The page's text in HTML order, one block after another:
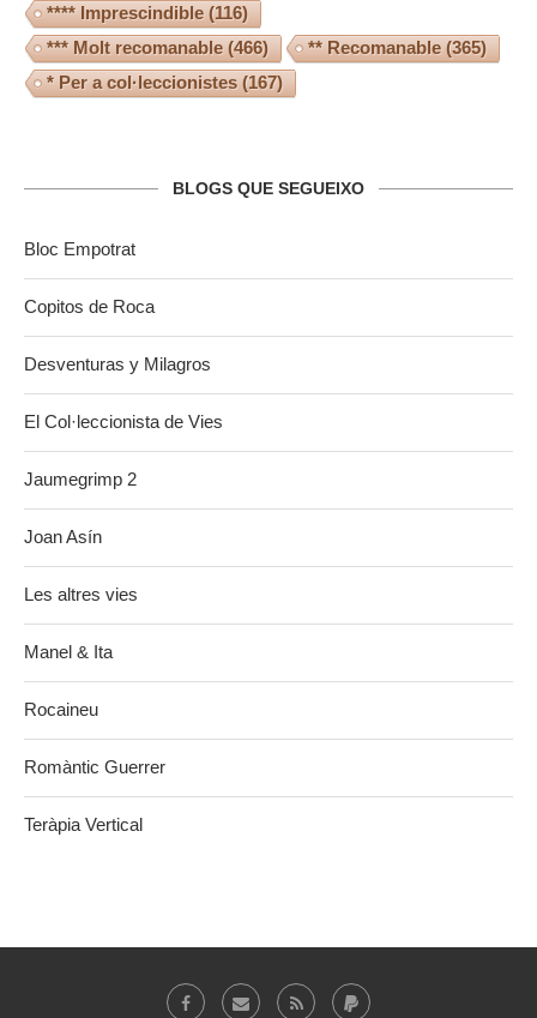
**** Imprescindible(116)
*** Molt recomanable(466) ** Recomanable(365)
* Per a col·leccionistes (167)
BLOGS QUE SEGUEIXO
Bloc Empotrat
Copitos de Roca
Desventuras y Milagros
El Col·leccionista de Vies
Jaumegrimp 2
Joan Asín
Les altres vies
Manel & Ita
Rocaineu
Romàntic Guerrer
Teràpia Vertical